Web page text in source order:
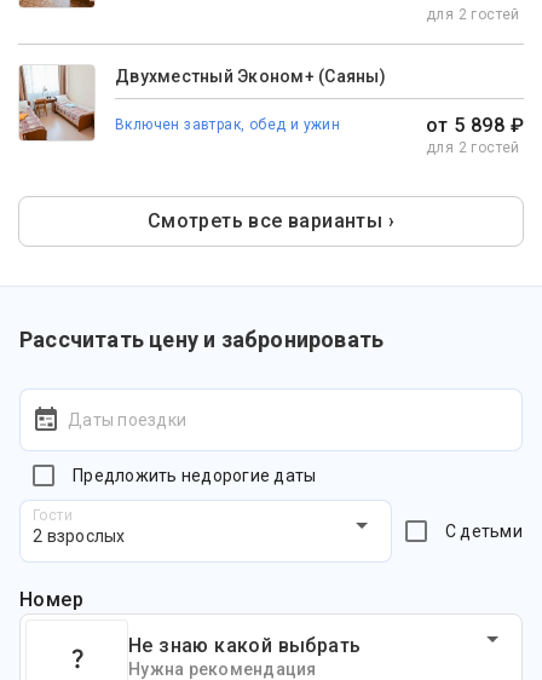
для 2 гостей
Двухместный Эконом+ (Саяны)
Включен завтрак, обед и ужин от 5 898 ₽
для 2 гостей
Смотреть все варианты ›
Рассчитать цену и забронировать
Даты поездки
Предложить недорогие даты
Гости
2 взрослых С детьми
Номер
Не знаю какой выбрать
Нужна рекомендация